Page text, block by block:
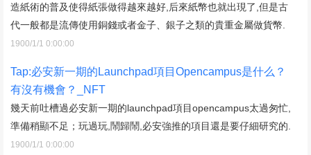
造紙術的普及使得紙張做得越來越好,后來紙幣也就出現了,但是古
代一般都是流傳使用銅錢或者金子、銀子之類的貴重金屬做貨幣.
1900/1/1 0:00:00
Tap:必安新一期的Launchpad項目Opencampus是什么？
有沒有機會？_NFT
幾天前吐槽過必安新一期的launchpad項目opencampus太過匆忙,
準備稍顯不足；玩過玩,鬧歸鬧,必安強推的項目還是要仔細研究的.
1900/1/1 0:00:00